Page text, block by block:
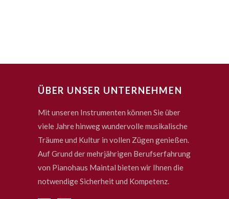
ÜBER UNSER UNTERNEHMEN
Mit unseren Instrumenten können Sie über
viele Jahre hinweg wundervolle musikalische
Träume und Kultur in vollen Zügen genießen.
Auf Grund der mehrjährigen Berufserfahrung
von Pianohaus Maintal bieten wir Ihnen die
notwendige Sicherheit und Kompetenz.